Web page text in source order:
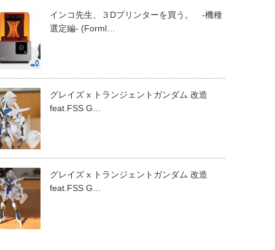
インコ先生、３Dプリンターを買う。 -機種
選定編- (Forml…
グレイズ x トランジェントガンダム 改造
feat.FSS G…
グレイズ x トランジェントガンダム 改造
feat.FSS G…